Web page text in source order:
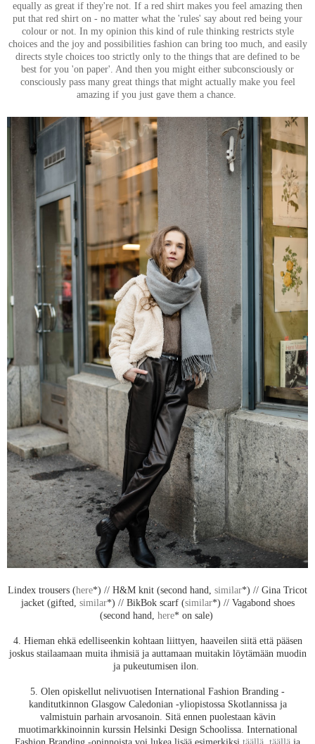
equally as great if they're not. If a red shirt makes you feel amazing then
put that red shirt on - no matter what the 'rules' say about red being your
colour or not. In my opinion this kind of rule thinking restricts style
choices and the joy and possibilities fashion can bring too much, and easily
directs style choices too strictly only to the things that are defined to be
best for you 'on paper'. And then you might either subconsciously or
consciously pass many great things that might actually make you feel
amazing if you just gave them a chance.
Lindex trousers (here*) // H&M knit (second hand, similar*) // Gina Tricot
jacket (gifted, similar*) // BikBok scarf (similar*) // Vagabond shoes
(second hand, here* on sale)
4. Hieman ehkä edelliseenkin kohtaan liittyen, haaveilen siitä että pääsen
joskus stailaamaan muita ihmisiä ja auttamaan muitakin löytämään muodin
ja pukeutumisen ilon.
5. Olen opiskellut nelivuotisen International Fashion Branding -
kanditutkinnon Glasgow Caledonian -yliopistossa Skotlannissa ja
valmistuin parhain arvosanoin. Sitä ennen puolestaan kävin
muotimarkkinoinnin kurssin Helsinki Design Schoolissa. International